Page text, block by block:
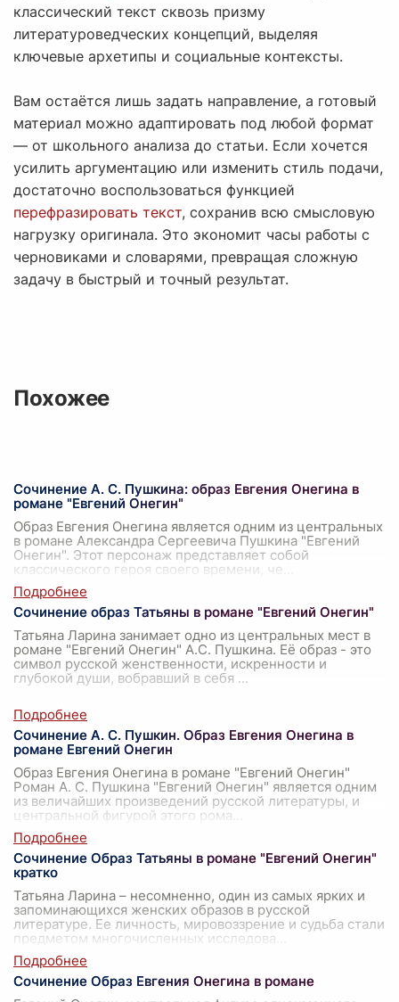
классический текст сквозь призму
литературоведческих концепций, выделяя
ключевые архетипы и социальные контексты.
Вам остаётся лишь задать направление, а готовый
материал можно адаптировать под любой формат
— от школьного анализа до статьи. Если хочется
усилить аргументацию или изменить стиль подачи,
достаточно воспользоваться функцией
перефразировать текст, сохранив всю смысловую
нагрузку оригинала. Это экономит часы работы с
черновиками и словарями, превращая сложную
задачу в быстрый и точный результат.
Похожее
Сочинение А. С. Пушкина: образ Евгения Онегина в
романе "Евгений Онегин"
Образ Евгения Онегина является одним из центральных
в романе Александра Сергеевича Пушкина "Евгений
Онегин". Этот персонаж представляет собой
классического героя своего времени, че
Сочинение образ Татьяны в романе "Евгений Онегин"
Татьяна Ларина занимает одно из центральных мест в
романе "Евгений Онегин" А.С. Пушкина. Её образ - это
символ русской женственности, искренности и
глубокой души, вобравший в себя ...
Сочинение А. С. Пушкин. Образ Евгения Онегина в
романе Евгений Онегин
Образ Евгения Онегина в романе "Евгений Онегин"
Роман А. С. Пушкина "Евгений Онегин" является одним
из величайших произведений русской литературы, и
центральной фигурой этого рома
Сочинение Образ Татьяны в романе "Евгений Онегин"
кратко
Татьяна Ларина – несомненно, один из самых ярких и
запоминающихся женских образов в русской
литературе. Ее личность, мировоззрение и судьба стали
предметом многочисленных исследова
Сочинение Образ Евгения Онегина в романе